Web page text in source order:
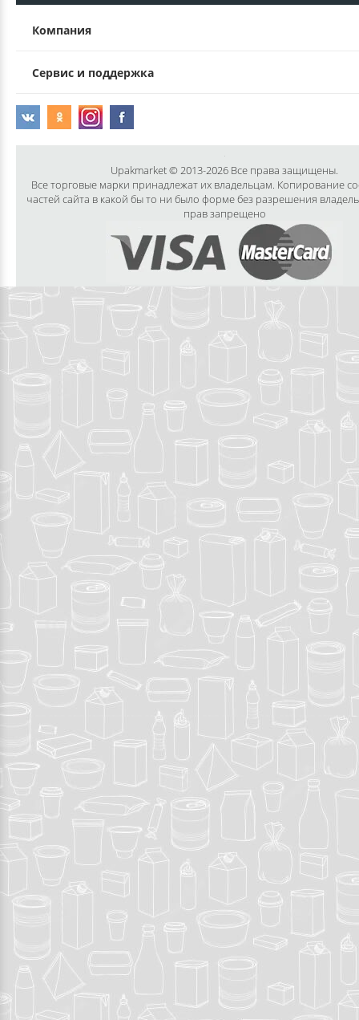
Компания
Сервис и поддержка
Upakmarket © 2013-2026 Все права защищены.
Все торговые марки принадлежат их владельцам. Копирование
частей сайта в какой бы то ни было форме без разрешения
прав запрещено